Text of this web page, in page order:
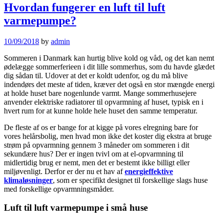
Hvordan fungerer en luft til luft
varmepumpe?
10/09/2018 by admin
Sommeren i Danmark kan hurtig blive kold og våd, og det kan nemt
ødelægge sommerferieen i dit lille sommerhus, som du havde glædet
dig sådan til. Udover at det er koldt udenfor, og du må blive
indendørs det meste af tiden, kræver det også en stor mængde energi
at holde huset bare nogenlunde varmt. Mange sommerhusejere
anvender elektriske radiatorer til opvarmning af huset, typisk en i
hvert rum for at kunne holde hele huset den samme temperatur.
De fleste af os er bange for at kigge på vores elregning bare for
vores helårsbolig, men hvad mon ikke det koster dig ekstra at bruge
strøm på opvarmning gennem 3 måneder om sommeren i dit
sekundære hus? Der er ingen tvivl om at el-opvarmning til
midlertidig brug er nemt, men det er bestemt ikke billigt eller
miljøvenligt. Derfor er der nu et hav afenergieffektive
klimaløsninger, som er specifikt designet til forskellige slags huse
med forskellige opvarmningsmåder.
Luft til luft varmepumpe i små huse